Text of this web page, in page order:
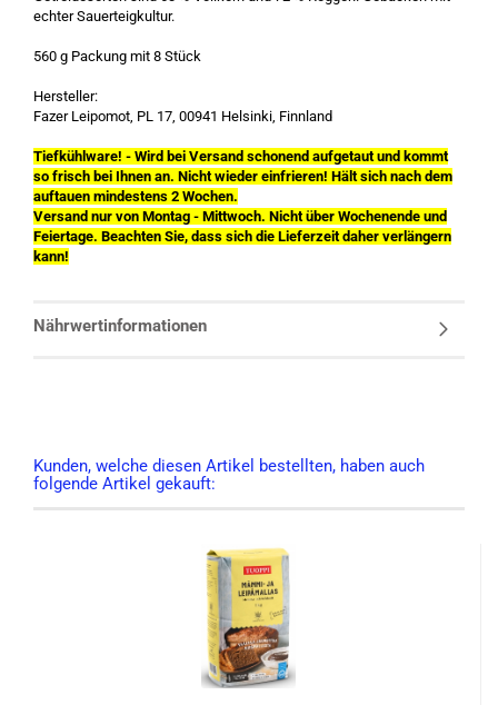
echter Sauerteigkultur.
560 g Packung mit 8 Stück
Hersteller:
Fazer Leipomot, PL 17, 00941 Helsinki, Finnland
Tiefkühlware! - Wird bei Versand schonend aufgetaut und kommt
so frisch bei Ihnen an. Nicht wieder einfrieren! Hält sich nach dem
auftauen mindestens 2 Wochen.
Versand nur von Montag - Mittwoch. Nicht über Wochenende und
Feiertage. Beachten Sie, dass sich die Lieferzeit daher verlängern
kann!
Nährwertinformationen
Kunden, welche diesen Artikel bestellten, haben auch
folgende Artikel gekauft: